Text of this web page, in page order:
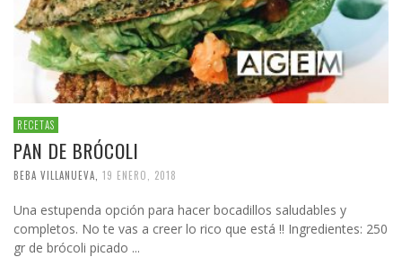
RECETAS
PAN DE BRÓCOLI
BEBA VILLANUEVA 19 ENERO, 2018
Una estupenda opción para hacer bocadillos saludables y
completos. No te vas a creer lo rico que está !! Ingredientes: 250
gr de brócoli picado ...